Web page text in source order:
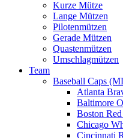
Kurze Mütze
Lange Mützen
Pilotenmützen
Gerade Mützen
Quastenmützen
Umschlagmützen
Team
Baseball Caps
Atlanta
Baltimore
Boston
Chicago
Cincinnati